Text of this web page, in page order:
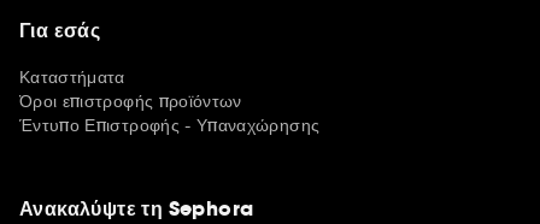
Για εσάς
Καταστήματα
Όροι επιστροφής προϊόντων
Έντυπο Επιστροφής - Υπαναχώρησης
Ανακαλύψτε τη Sephora